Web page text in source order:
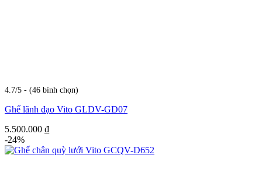
4.7/5 - (46 bình chọn)
Ghế lãnh đạo Vito GLDV-GD07
5.500.000 ₫
-24%